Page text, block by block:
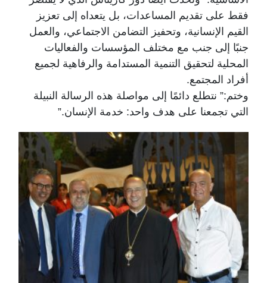
فقط على تقديم المساعدات، بل يتعداه إلى تعزيز
القيم الإنسانية، وتحفيز التضامن الاجتماعي، والعمل
جنبًا إلى جنب مع مختلف المؤسسات والفعاليات
المحلية لتحقيق التنمية المستدامة والرفاهية لجميع
أفراد المجتمع.
وختم:” نتطلع دائمًا إلى مواصلة هذه الرسالة النبيلة
التي تجمعنا على هدف واحد: خدمة الإنسان.”